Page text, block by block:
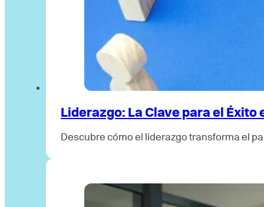
Liderazgo: La Clave para el Éxito
Descubre cómo el liderazgo transforma el